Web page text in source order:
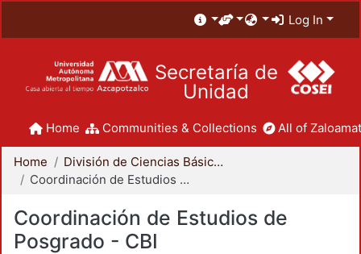
Log In
Secretaría de
Unidad
Home Communities & Collections All of
Home
División de Ciencias Básicas e Ingeniería
Coordinación de Estudios de Posgrado - CBI
Coordinación de Estudios de
Posgrado - CBI